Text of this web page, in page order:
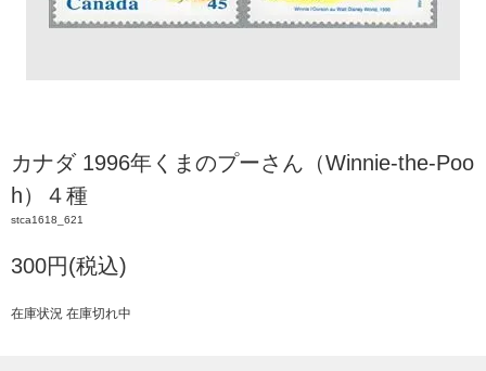
カナダ 1996年くまのプーさん（Winnie-the-Poo
h）４種
stca1618_621
300円(税込)
在庫状況 在庫切れ中